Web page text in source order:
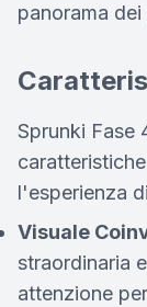
panorama
Sprunki Fase
l'esperienza
Visuale
straordinaria
attenzione